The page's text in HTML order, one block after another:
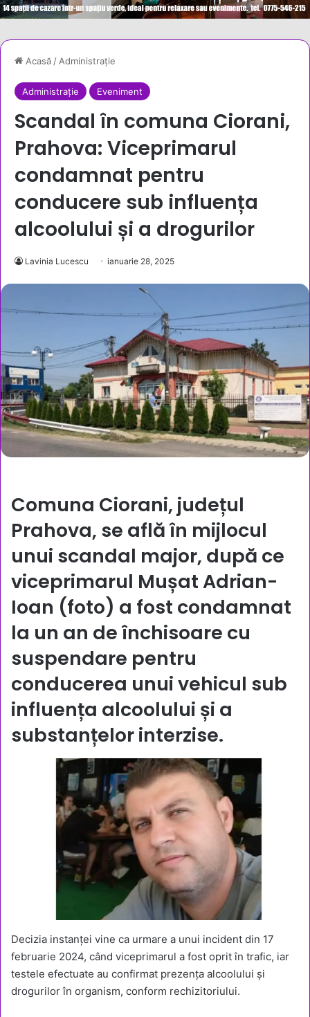
Acasă/Administrație
Administrație Eveniment
Scandal în comuna Ciorani,
Prahova: Viceprimarul
condamnat pentru
conducere sub influența
alcoolului și a drogurilor
Lavinia Lucescu ianuarie 28, 2025
Comuna Ciorani, județul
Prahova, se află în mijlocul
unui scandal major, după ce
viceprimarul Mușat Adrian-
Ioan (foto) a fost condamnat
la un an de închisoare cu
suspendare pentru
conducerea unui vehicul sub
influența alcoolului și a
substanțelor interzise.
Decizia instanței vine ca urmare a unui incident din 17
februarie 2024, când viceprimarul a fost oprit în trafic, iar
testele efectuate au confirmat prezența alcoolului și
drogurilor în organism, conform rechizitoriului.